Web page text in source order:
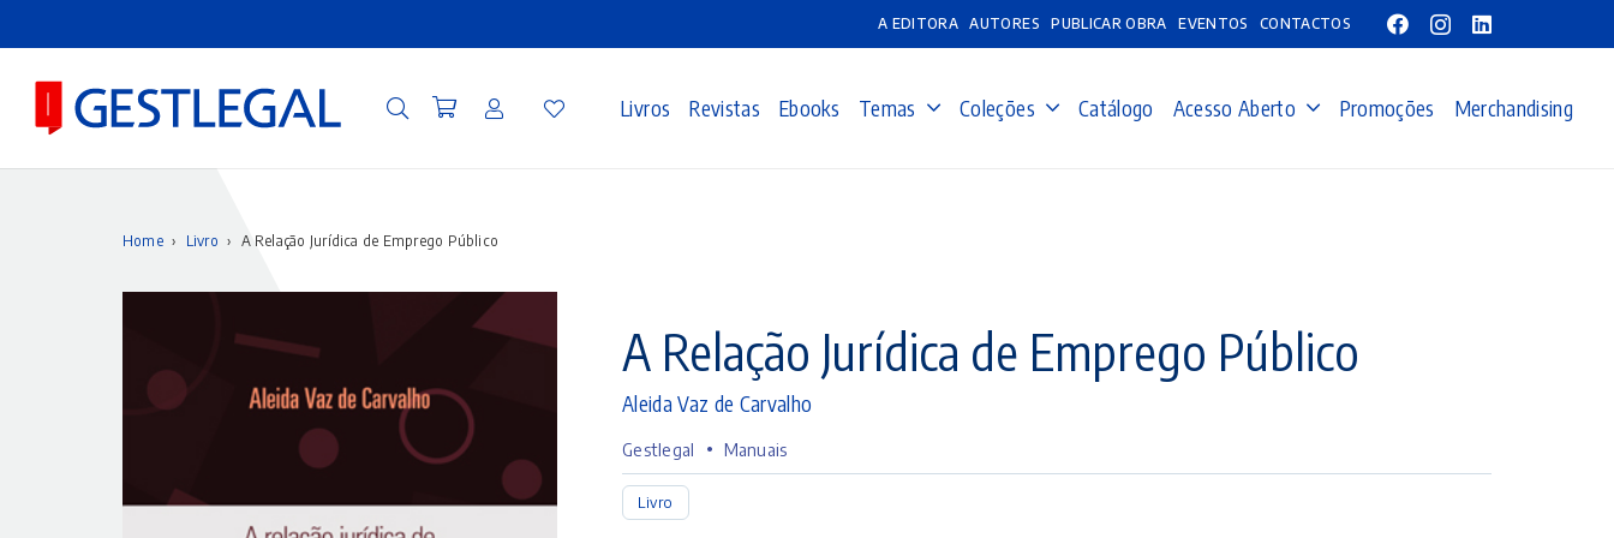
A EDITORA AUTORES PUBLICAR OBRA EVENTOS CONTACTOS
Livros Revistas Ebooks Temas Coleções Catálogo Acesso Aberto Promoções Merchandising
Home › Livro › A Relação Jurídica de Emprego Público
A Relação Jurídica de Emprego Público
Aleida Vaz de Carvalho
Gestlegal • Manuais
Livro